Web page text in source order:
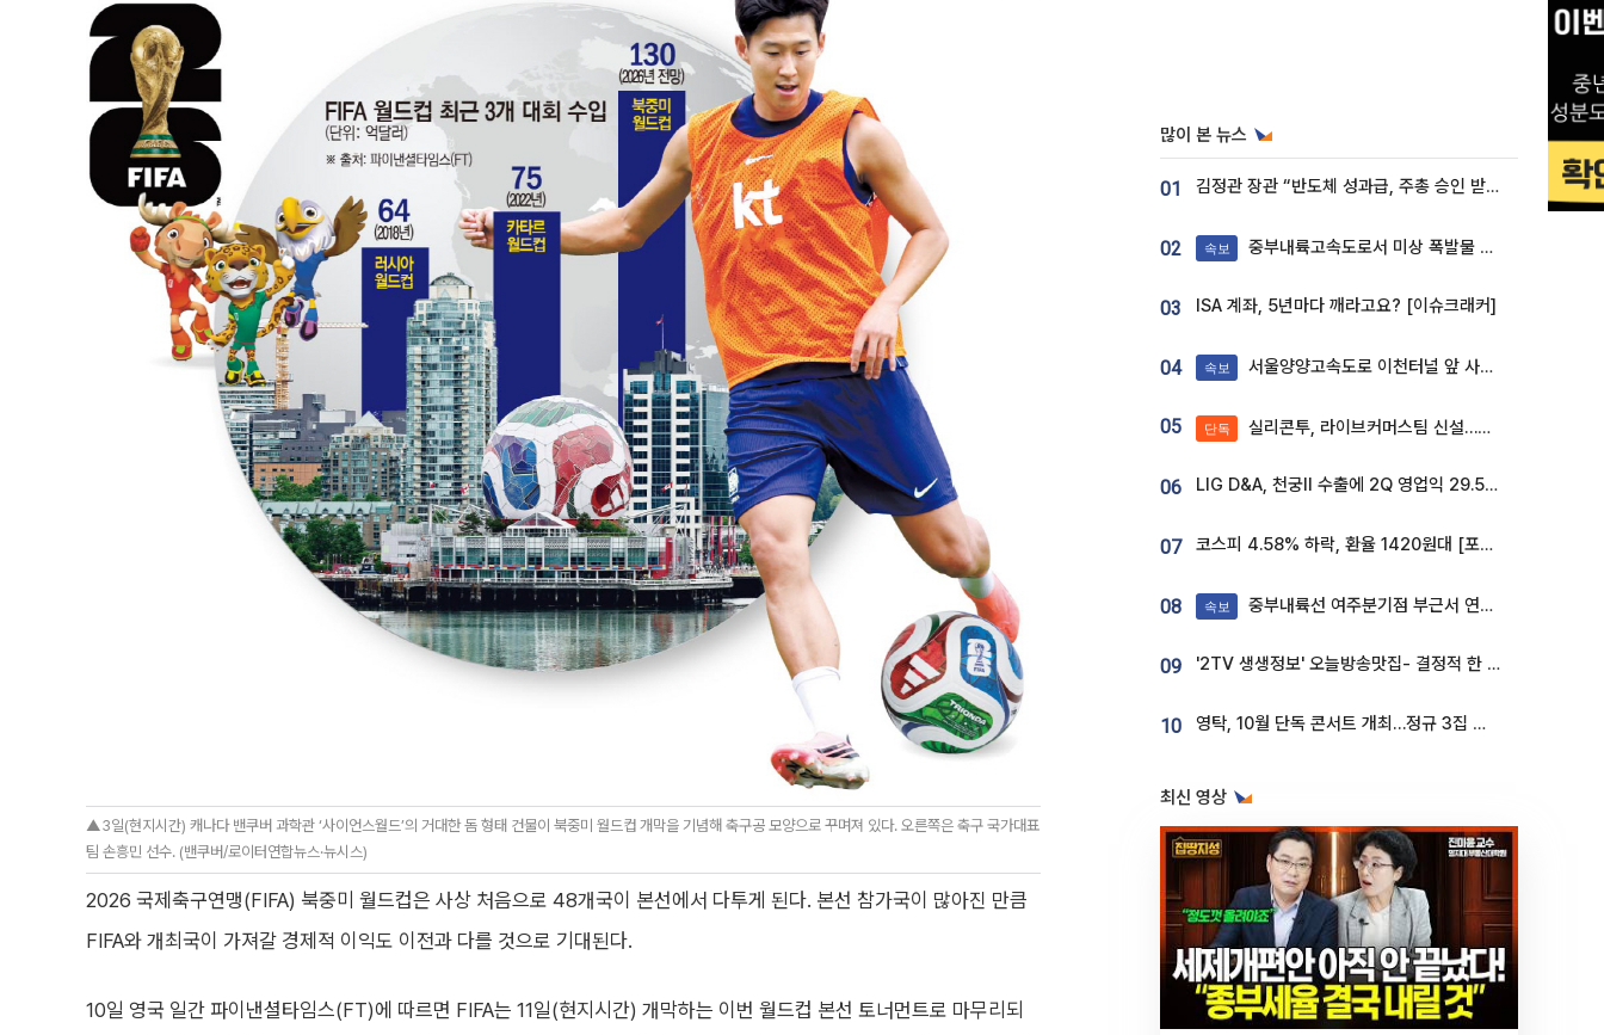
▲3일(현지시간) 캐나다 밴쿠버 과학관 ‘사이언스월드’의 거대한 돔 형태 건물이 북중미 월드컵 개막을 기념해 축구공 모양으로 꾸며져 있다. 오른쪽은 축구 국가대표
팀 손흥민 선수. (밴쿠버/로이터연합뉴스·뉴시스)
2026 국제축구연맹(FIFA) 북중미 월드컵은 사상 처음으로 48개국이 본선에서 다투게 된다. 본선 참가국이 많아진 만큼
FIFA와 개최국이 가져갈 경제적 이익도 이전과 다를 것으로 기대된다.
10일 영국 일간 파이낸셜타임스(FT)에 따르면 FIFA는 11일(현지시간) 개막하는 이번 월드컵 본선 토너먼트로 마무리되
많이 본 뉴스
01 김정관 장관 “반도체 성과급, 주총 승인 받도록”…상법·자본시장법 개정 시사
02 속보 중부내륙고속도로서 미상 폭발물 발견
03 ISA 계좌, 5년마다 깨라고요? [이슈크래커]
04 속보 서울양양고속도로 이천터널 앞 사고 발생
05 단독 실리콘투, 라이브커머스팀 신설…K뷰티 ‘글로벌 판매망’ 확대[K뷰티 라방戰]
06 LIG D&A, 천궁Ⅱ 수출에 2Q 영업익 29.5%↑…수주잔고 24.6조 [종합]
07 코스피 4.58% 하락, 환율 1420원대 [포토]
08 속보 중부내륙선 여주분기점 부근서 연이은 추돌사고 발생
09 '2TV 생생정보' 오늘방송맛집- 결정적 한 수, 3종 메밀면! 메밀 소바 맛집 '의○○○○'
10 영탁, 10월 단독 콘서트 개최…정규 3집 신곡 첫선
최신 영상